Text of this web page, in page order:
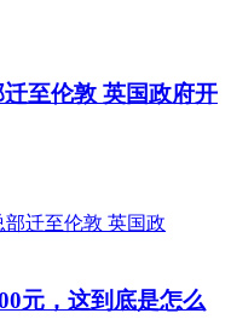
至伦敦 英国政府开
元，这到底是怎么